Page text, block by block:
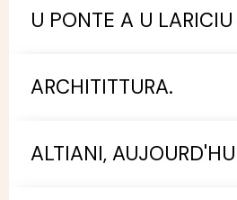
U PONTE A U
ARCHITITTURA.
ALTIANI,